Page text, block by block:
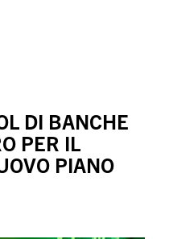
DI BANCHE
PER IL
PIANO